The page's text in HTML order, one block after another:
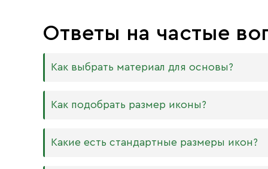
Ответы на частые
Как выбрать материал для основы?
Мы изготавливаем иконы на трёх разных видах
МДФ. Ламинированная древесно-
Как подобрать размер иконы?
Никаких строгих правил по тому, какого
Какие есть стандартные размеры икон?